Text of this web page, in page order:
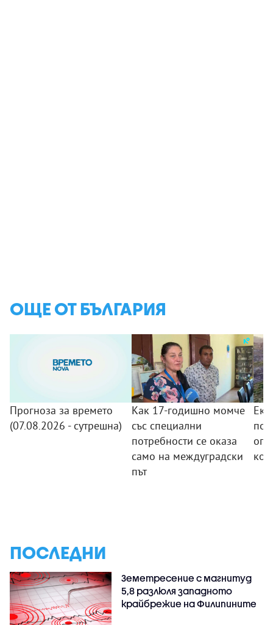
ОЩЕ ОТ БЪЛГАРИЯ
Прогноза за времето
(07.08.2026 - сутрешна)
Как 17-годишно момче
със специални
потребности се оказа
само на междуградски
път
ПОСЛЕДНИ
Земетресение с магнитуд
5,8 разлюля западното
крайбрежие на Филипините